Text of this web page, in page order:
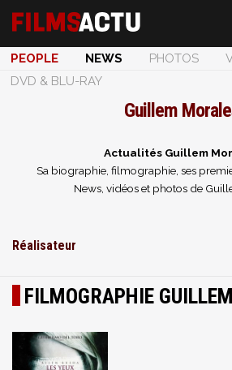
PEOPLE NEWS PHOTOS
DVD & BLU-RAY
Guillem
Actualités Guillem
Sa biographie, filmographie, ses
News, vidéos et photos de
Réalisateur
FILMOGRAPHIE